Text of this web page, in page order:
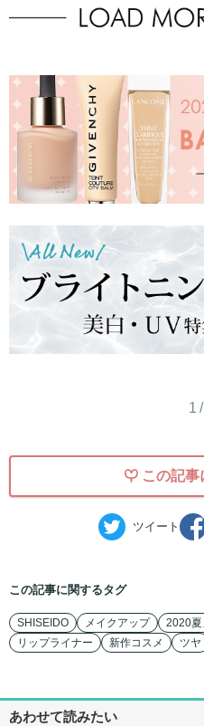
この記事
ツイート
この記事に関するタグ
SHISEIDO メイクアップ 2020夏
リップライナー
新作コスメ ツヤ
あわせて読みたい